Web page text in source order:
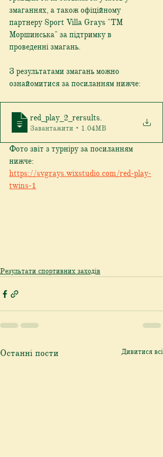
змаганнях, а також офіційному
партнеру Sport Villa Grays "ТМ
Моршинська" за підтримку в
проведенні змагань.
З результатами змагань можно
ознайомитися за посиланням нижче:
red_play_2_rersults.
Завантажити • 1.04MB
Фото звіт з турніру за посиланням
нижче:
https://svgrays.wixstudio.com/red-play-
twins-1
Результати спортивних заходів
Останні пости Дивитися всі